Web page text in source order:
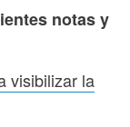
notas y
visibilizar la